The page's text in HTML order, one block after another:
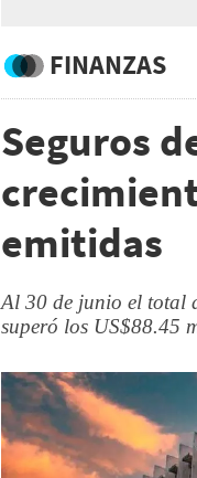
FINANZAS
Seguros
emitidas
Al 30 de junio el total
superó los US$88.45